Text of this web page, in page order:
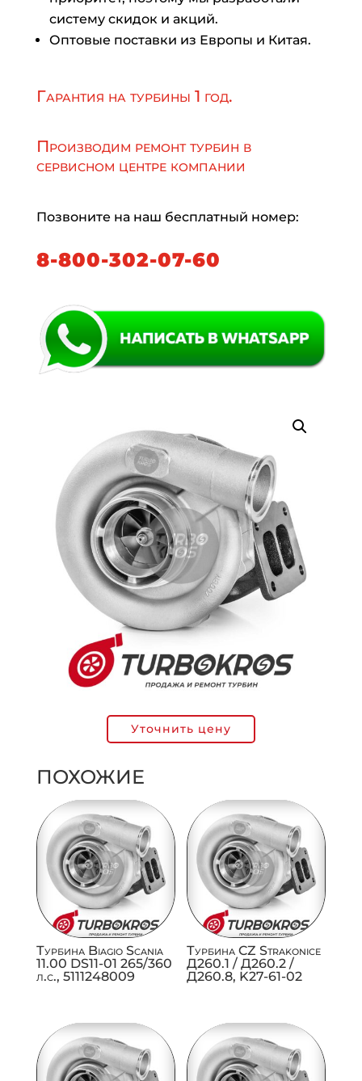
систему скидок и акций.
Оптовые поставки из Европы и Китая.
Гарантия на турбины 1 год.
Производим ремонт турбин в
сервисном центре компании
Позвоните на наш бесплатный номер:
8-800-302-07-60
Уточнить цену
ПОХОЖИЕ
Турбина Biagio Scania
11.00 DS11-01 265/360
л.с., 5111248009
Турбина CZ Strakonice
Д260.1 / Д260.2 /
Д260.8, K27-61-02